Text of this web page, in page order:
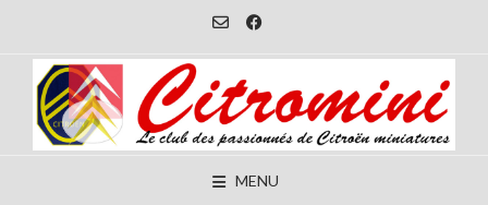
content
MENU